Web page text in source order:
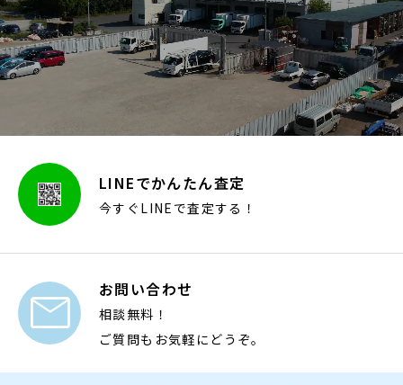
LINEでかんたん査定
今すぐLINEで査定する！
 お問い合わせ
相談無料！
ご質問もお気軽にどうぞ。